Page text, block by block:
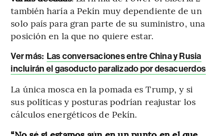
también haría a Pekín muy dependiente de un
solo país para gran parte de su suministro, una
posición en la que no quiere estar.
Ver más: Las conversaciones entre China y Rusia
incluirán el gasoducto paralizado por desacuerdos
La única mosca en la pomada es Trump, y si
sus políticas y posturas podrían reajustar los
cálculos energéticos de Pekín.